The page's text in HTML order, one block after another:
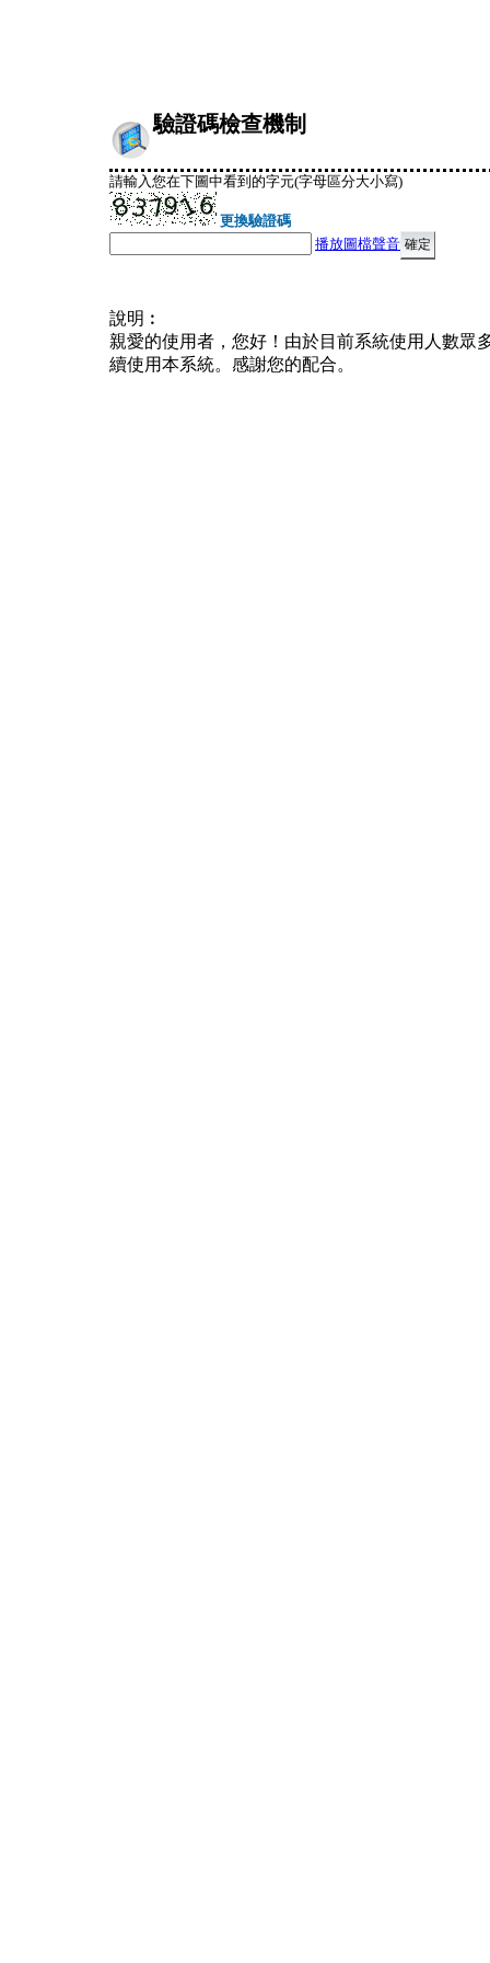
驗證碼檢查機制
請輸入您在下圖中看到的字元(字母區分大小寫)
更換驗證碼
播放圖檔聲音
說明︰
親愛的使用者，您好！由於目前系統使用人數眾
續使用本系統。感謝您的配合。